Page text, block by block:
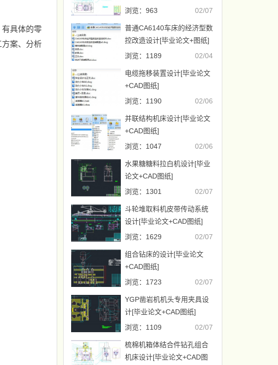
具体的零
案、分析
纸]
02/07
浏览：963
普通CA6140车床的经济型数
控改造设计[毕业论文+图纸]
02/04
浏览：1189
电缆拖移装置设计[毕业论文
+CAD图纸]
02/06
浏览：1190
并联结构机床设计[毕业论文
+CAD图纸]
02/06
浏览：1047
水果糖糖料拉白机设计[毕业
论文+CAD图纸]
02/07
浏览：1301
斗轮堆取料机皮带传动系统
设计[毕业论文+CAD图纸]
02/07
浏览：1629
组合钻床的设计[毕业论文
+CAD图纸]
02/07
浏览：1723
YGP凿岩机机头专用夹具设
计[毕业论文+CAD图纸]
02/07
浏览：1109
梳棉机箱体结合件钻孔组合
机床设计[毕业论文+CAD图